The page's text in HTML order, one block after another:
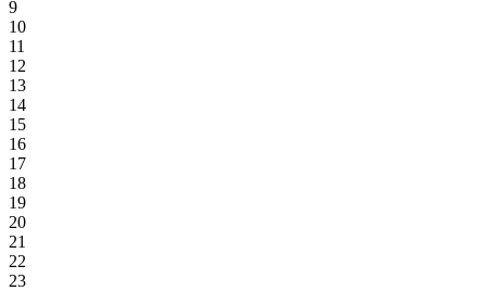
9
10
11
12
13
14
15
16
17
18
19
20
21
22
23